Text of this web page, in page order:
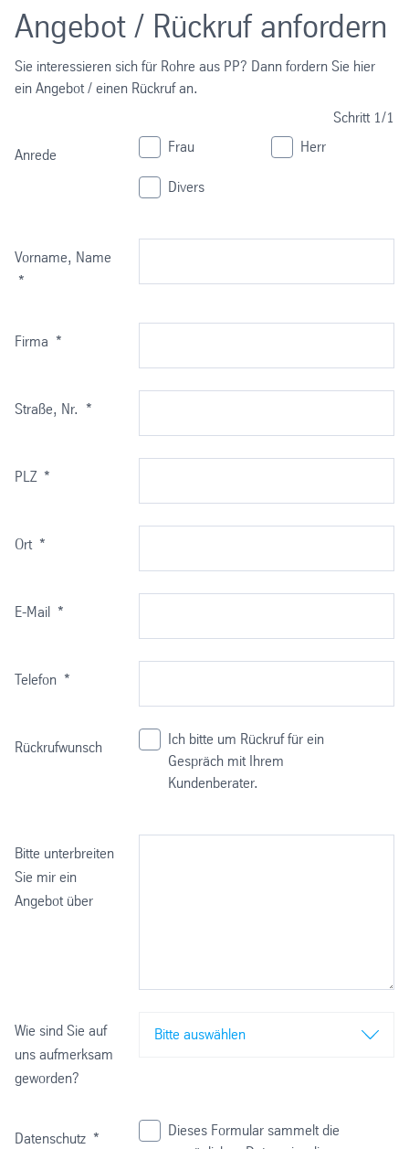
Hohe Spannungsrissbeständigkeit
Ausgezeichnete Verschweissbarkeit
Homogenes feines Gefüge
Polypropylen PP Anforderung an Rohrleitungsteile EN ISO
15494
Druck/
Temperaturdiagramme PP
PROGEF Standard
Chemischer Behälter-, Anlagen- und Apparatebau
Wasserver- und entsorgung
Wasseraufbereitung
Gebäudetechnik
Metallindustrie
Angebot / Rückruf anfordern
Sie interessieren sich für Rohre aus PP? Dann fordern Sie hier
ein Angebot / einen Rückruf an.
Schritt1/1
Anrede Frau Herr
Divers
Vorname, Name
*
Firma *
Straße, Nr. *
PLZ *
Ort *
E-Mail *
Telefon *
Rückrufwunsch
Ich bitte um Rückruf für ein
Gespräch mit Ihrem
Kundenberater.
Bitte unterbreiten
Sie mir ein
Angebot über
Wie sind Sie auf
uns aufmerksam
geworden?
Bitte auswählen
Datenschutz *
Dieses Formular sammelt die